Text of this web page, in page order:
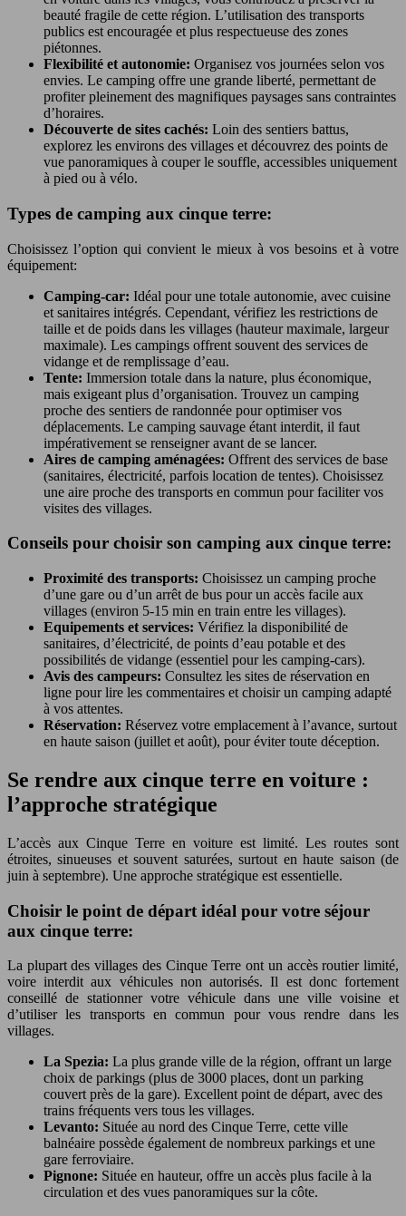
beauté fragile de cette région. L’utilisation des transports
publics est encouragée et plus respectueuse des zones
piétonnes.
Flexibilité et autonomie: Organisez vos journées selon vos
envies. Le camping offre une grande liberté, permettant de
profiter pleinement des magnifiques paysages sans contraintes
d’horaires.
Découverte de sites cachés: Loin des sentiers battus,
explorez les environs des villages et découvrez des points de
vue panoramiques à couper le souffle, accessibles uniquement
à pied ou à vélo.
Types de camping aux cinque terre:
Choisissez l’option qui convient le mieux à vos besoins et à votre
équipement:
Camping-car: Idéal pour une totale autonomie, avec cuisine
et sanitaires intégrés. Cependant, vérifiez les restrictions de
taille et de poids dans les villages (hauteur maximale, largeur
maximale). Les campings offrent souvent des services de
vidange et de remplissage d’eau.
Tente: Immersion totale dans la nature, plus économique,
mais exigeant plus d’organisation. Trouvez un camping
proche des sentiers de randonnée pour optimiser vos
déplacements. Le camping sauvage étant interdit, il faut
impérativement se renseigner avant de se lancer.
Aires de camping aménagées: Offrent des services de base
(sanitaires, électricité, parfois location de tentes). Choisissez
une aire proche des transports en commun pour faciliter vos
visites des villages.
Conseils pour choisir son camping aux cinque terre:
Proximité des transports: Choisissez un camping proche
d’une gare ou d’un arrêt de bus pour un accès facile aux
villages (environ 5-15 min en train entre les villages).
Equipements et services: Vérifiez la disponibilité de
sanitaires, d’électricité, de points d’eau potable et des
possibilités de vidange (essentiel pour les camping-cars).
Avis des campeurs: Consultez les sites de réservation en
ligne pour lire les commentaires et choisir un camping adapté
à vos attentes.
Réservation: Réservez votre emplacement à l’avance, surtout
en haute saison (juillet et août), pour éviter toute déception.
Se rendre aux cinque terre en voiture :
l’approche stratégique
L’accès aux Cinque Terre en voiture est limité. Les routes sont
étroites, sinueuses et souvent saturées, surtout en haute saison (de
juin à septembre). Une approche stratégique est essentielle.
Choisir le point de départ idéal pour votre séjour
aux cinque terre:
La plupart des villages des Cinque Terre ont un accès routier limité,
voire interdit aux véhicules non autorisés. Il est donc fortement
conseillé de stationner votre véhicule dans une ville voisine et
d’utiliser les transports en commun pour vous rendre dans les
villages.
La Spezia: La plus grande ville de la région, offrant un large
choix de parkings (plus de 3000 places, dont un parking
couvert près de la gare). Excellent point de départ, avec des
trains fréquents vers tous les villages.
Levanto: Située au nord des Cinque Terre, cette ville
balnéaire possède également de nombreux parkings et une
gare ferroviaire.
Pignone: Située en hauteur, offre un accès plus facile à la
circulation et des vues panoramiques sur la côte.